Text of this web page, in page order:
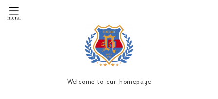
Welcome to our homepage